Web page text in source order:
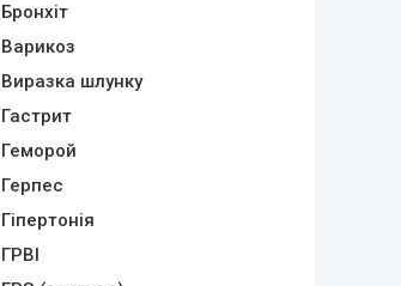
Бронхіт
Варикоз
Виразка шлунку
Гастрит
Геморой
Герпес
Гіпертонія
ГРВІ